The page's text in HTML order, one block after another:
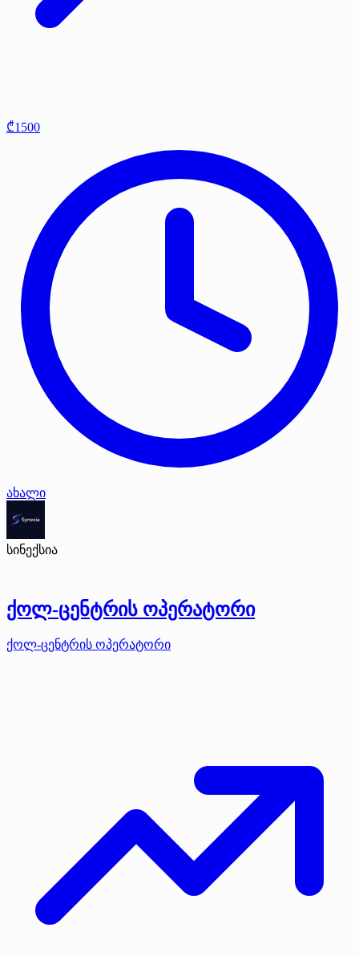
₾1500
ახალი
სინექსია
ქოლ-ცენტრის ოპერატორი
ქოლ-ცენტრის ოპერატორი